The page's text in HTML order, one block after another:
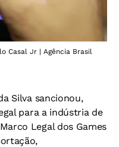
Casal Jr | Agência Brasil
Silva sancionou,
para a indústria de
Legal dos Games